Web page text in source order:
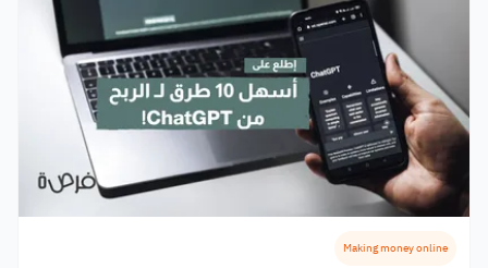
Making money online